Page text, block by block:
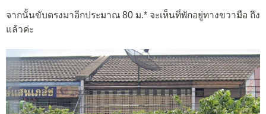
จากนั้นขับตรงมาอีกประมาณ 80 ม.* จะเห็นที่พักอยู่ทางขวามือ ถึง
แล้วค่ะ